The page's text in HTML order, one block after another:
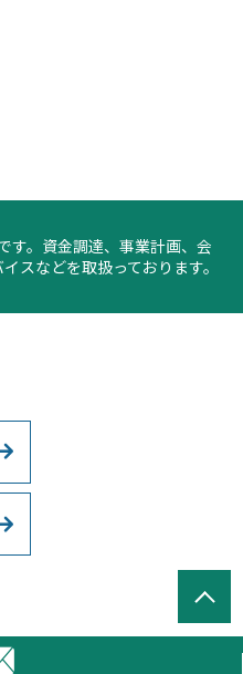
す。資金調達、事業計画、会
スなどを取扱っております。